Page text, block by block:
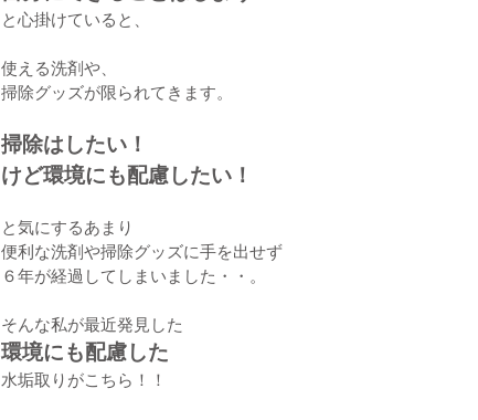
と心掛けていると、
使える洗剤や、
掃除グッズが限られてきます。
掃除はしたい！
けど環境にも配慮したい！
と気にするあまり
便利な洗剤や掃除グッズに手を出せず
６年が経過してしまいました・・。
そんな私が最近発見した
環境にも配慮した
水垢取りがこちら！！